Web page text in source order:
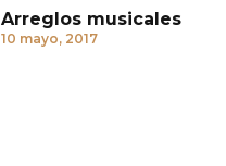
Arreglos musicales
10 mayo, 2017